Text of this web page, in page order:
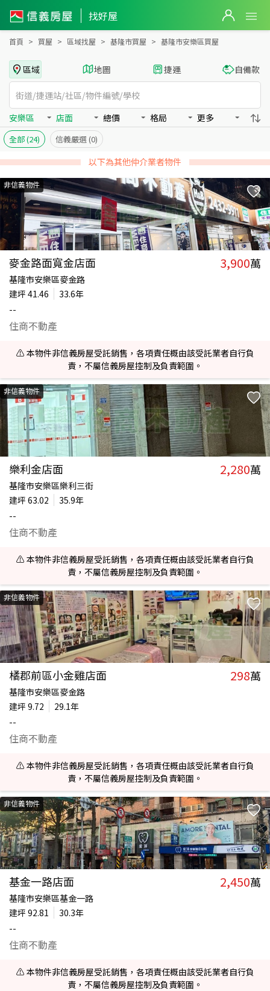
找好屋
基隆市安樂區買房：店面房屋物件出售、房價分析
首頁 買屋 區域找屋 基隆市買屋 基隆市安樂區買屋
區域 地圖 捷運 自備款
安樂區 店面 總價 格局 更多
全部(24) 信義嚴選 (0)
以下為其他仲介業者物件
非信義物件
麥金路面寬金店面 3,900萬
基隆市安樂區麥金路
建坪 41.46
33.6年
--
住商不動產
⚠️ 本物件非信義房屋受託銷售，各項責任概由該受託業者自行負
責，不屬信義房屋控制及負責範圍。
非信義物件
樂利金店面 2,280萬
基隆市安樂區樂利三街
建坪 63.02
35.9年
--
住商不動產
⚠️ 本物件非信義房屋受託銷售，各項責任概由該受託業者自行負
責，不屬信義房屋控制及負責範圍。
非信義物件
橘郡前區小金雞店面 298萬
基隆市安樂區麥金路
建坪 9.72
29.1年
--
住商不動產
⚠️ 本物件非信義房屋受託銷售，各項責任概由該受託業者自行負
責，不屬信義房屋控制及負責範圍。
非信義物件
基金一路店面 2,450萬
基隆市安樂區基金一路
建坪 92.81
30.3年
--
住商不動產
⚠️ 本物件非信義房屋受託銷售，各項責任概由該受託業者自行負
責，不屬信義房屋控制及負責範圍。
基隆市安樂區買房：店面物件出售、房價分析 - 信義房屋